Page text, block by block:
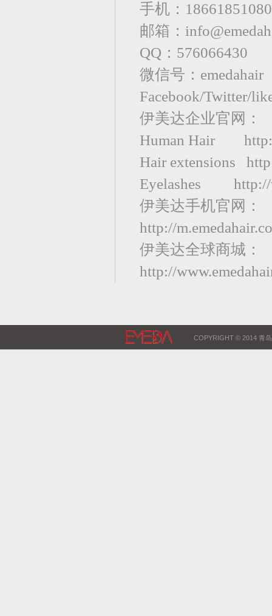
手机：
邮箱：
QQ：576066430
微信号：emedahair
Facebook/Twitter/
伊美达企业官网：
Human Hair
Hair extensions
Eyelashes http://
伊美达手机官网：
http://
伊美达全球商城：
http://
COPYRIGHT © 2014 青